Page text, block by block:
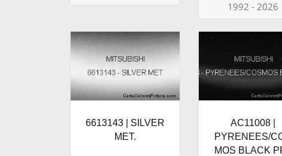
1992 - 2026
6613143 | SILVER
MET.
AC11008 |
PYRENEES/
MOS BLACK